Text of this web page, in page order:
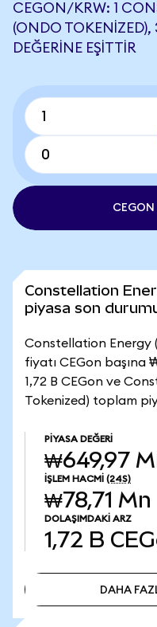
CEGON/KRW: 1
(ONDO TOKENIZED),
DEĞERINE EŞITTIR
CEGON
Constellation
piyasa son
Constellation Energy
fiyatı CEGon başına
1,72 B CEGon ve
Tokenized) toplam
PIYASA DEĞERI
₩649,97
İŞLEM HACMI (24S)
₩78,71 Mn
DOLAŞIMDAKI ARZ
1,72 B
DAHA